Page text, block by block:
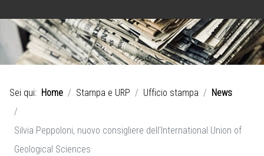
Sei qui: Home Stampa e URP Ufficio stampa News
Silvia Peppoloni, nuovo consigliere dell'International Union of
Geological Sciences